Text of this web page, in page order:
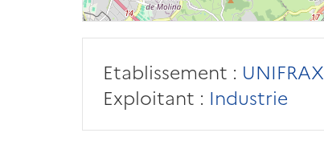
Etablissement : UNIFRAX
Exploitant : Industrie